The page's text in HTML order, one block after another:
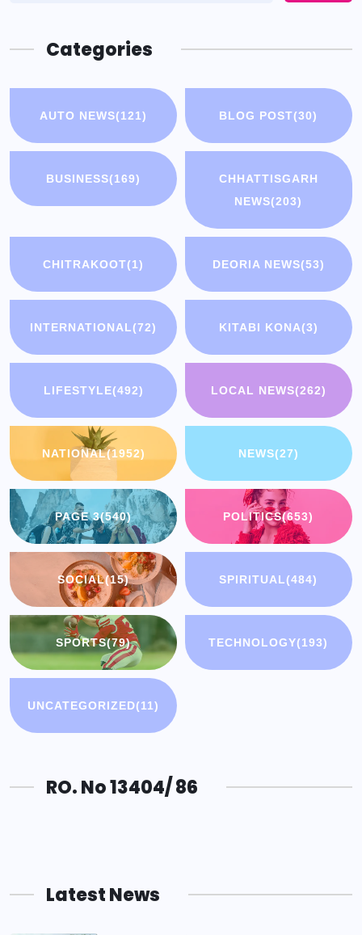
Categories
AUTO NEWS(121) BLOG POST(30)
BUSINESS(169)
CHHATTISGARH
NEWS(203)
CHITRAKOOT(1) DEORIA NEWS(53)
INTERNATIONAL(72) KITABI KONA(3)
LIFESTYLE(492) LOCAL NEWS(262)
NATIONAL(1952) NEWS(27)
PAGE 3(540) POLITICS(653)
SOCIAL(15) SPIRITUAL(484)
SPORTS(79) TECHNOLOGY(193)
UNCATEGORIZED(11)
RO. No 13404/ 86
Latest News